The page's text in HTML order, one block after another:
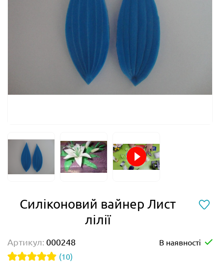
Силіконовий вайнер Лист
лілії
Артикул: 000248
В наявності
(10)